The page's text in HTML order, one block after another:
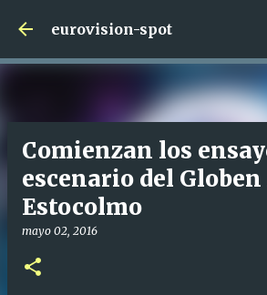
Ir al contenido
eurovision-spot
Comienzan los
escenario del Globen
Estocolmo
mayo 02, 2016